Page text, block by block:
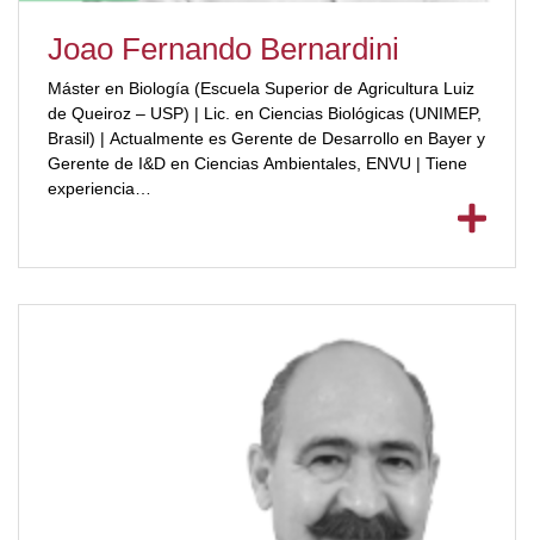
Joao Fernando Bernardini
Máster en Biología (Escuela Superior de Agricultura Luiz
de Queiroz – USP) | Lic. en Ciencias Biológicas (UNIMEP,
Brasil) | Actualmente es Gerente de Desarrollo en Bayer y
Gerente de I&D en Ciencias Ambientales, ENVU | Tiene
experiencia